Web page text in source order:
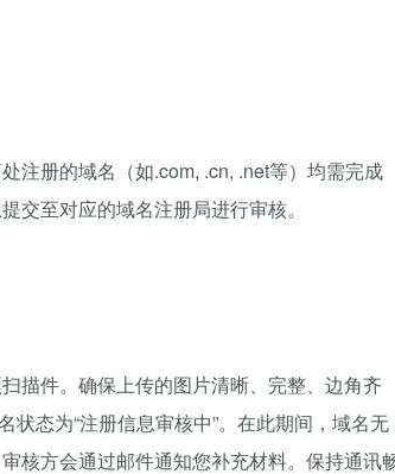
注册的域名（如.com, .cn, .net等）均需完成
交至对应的域名注册局进行审核。
描件。确保上传的图片清晰、完整、边角齐
态为“注册信息审核中”。在此期间，域名无
核方会通过邮件通知您补充材料。保持通讯